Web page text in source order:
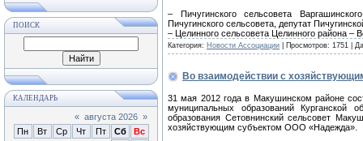
ПОИСК
КАЛЕНДАРЬ
« августа 2026 »
Пн
Вт Ср Чт Пт Сб
Вс
– Пичугинского сельсовета
Пичугинского сельсовета, депутат
– Целинного сельсовета Целинного района –
Категория: Новости Ассоциации | Просмотров: 1751 |
Во взаимодействии с
31 мая 2012 года в Макушинском районе
муниципальных образований Курганской
образования Сетовнинский сельсовет
хозяйствующим субъектом ООО «Надежда».